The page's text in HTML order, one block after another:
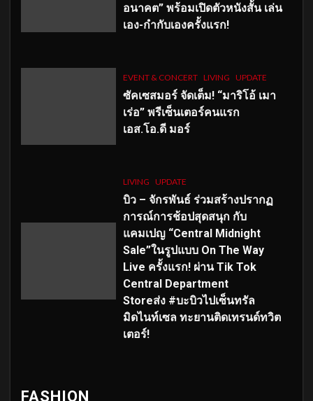
อนาคต” พร้อมเปิดตัวหนังสั้น เล่น
เอง-กำกับเองครั้งแรก!
EVENT & CONCERT LIVING UPDATE
ซัคเซสมอร์ จัดเต็ม! “มาริโอ้ เมา
เร่อ” พรีเซ็นเตอร์คนแรก
เอส.โอ.ดี มอร์
LIVING UPDATE
บิว – จักรพันธ์ ร่วมสร้างปรากฏ
การณ์การช้อปสุดสนุก กับ
แคมเปญ “Central Midnight
Sale”ในรูปแบบ On The Way
Live ครั้งแรก! ผ่าน Tik Tok
Central Department
Storeส่ง #บะบิวไปเซ็นทรัล
มิดไนท์เซล ทะยานติดเทรนด์ทวิต
เตอร์!
FASHION